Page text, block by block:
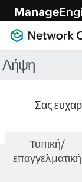
Λήψη
Σας
Τυπική/
επαγγελματική